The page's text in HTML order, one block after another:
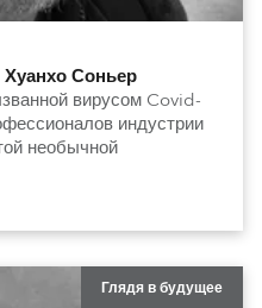
Соньер
вирусом Covid-
индустрии
необычной
Глядя в будущее